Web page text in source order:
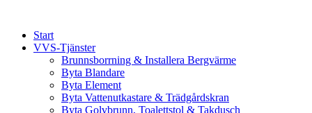
contentStart
VVS-Tjänster
Brunnsborrning & Installera Bergvärme
Byta Blandare
Byta Element
Byta Vattenutkastare & Trädgårdskran
Byta Golvbrunn, Toalettstol & Takdusch